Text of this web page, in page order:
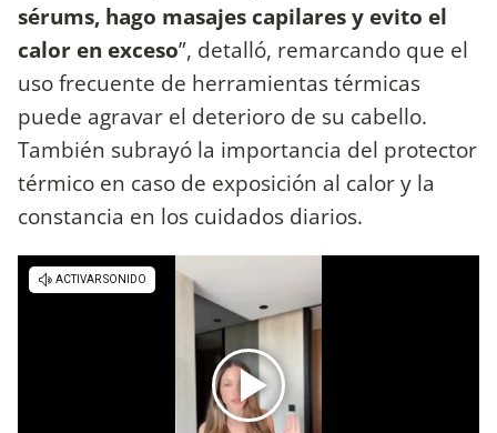
sérums, hago masajes capilares y evito el
calor en exceso”, detalló, remarcando que el
uso frecuente de herramientas térmicas
puede agravar el deterioro de su cabello.
También subrayó la importancia del protector
térmico en caso de exposición al calor y la
constancia en los cuidados diarios.